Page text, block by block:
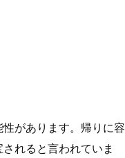
があります。帰りに容
れると言われていま